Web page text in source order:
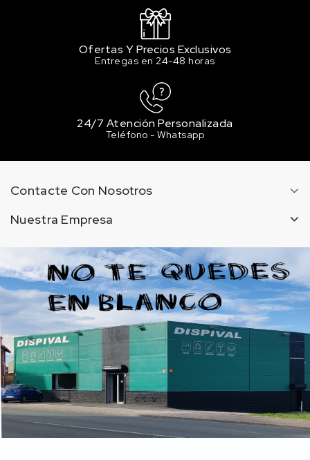
Ofertas Y Precios Exclusivos
Entregas en 24-48 horas
24/7 Atención Personalizada
Teléfono - Whatsapp
Contacte Con Nosotros
Nuestra Empresa